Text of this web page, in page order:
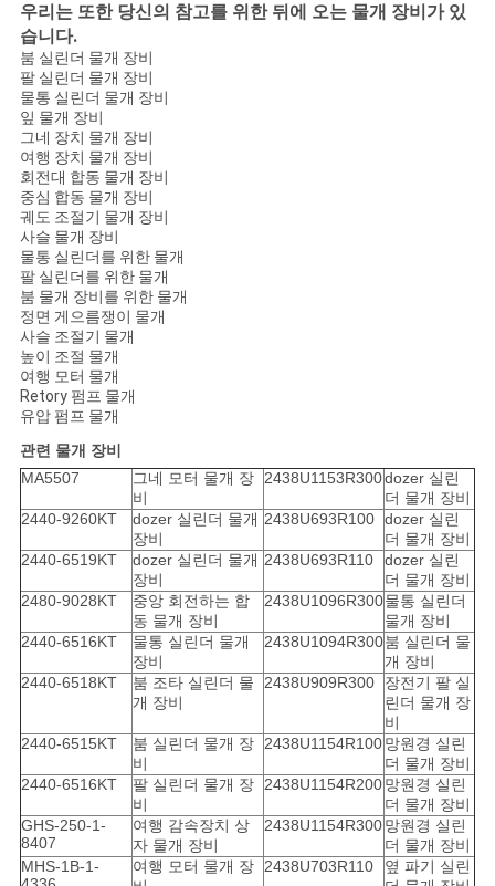
우리는 또한 당신의 참고를 위한 뒤에 오는 물개 장비가 있
습니다.
붐 실린더 물개 장비
팔 실린더 물개 장비
물통 실린더 물개 장비
잎 물개 장비
그네 장치 물개 장비
여행 장치 물개 장비
회전대 합동 물개 장비
중심 합동 물개 장비
궤도 조절기 물개 장비
사슬 물개 장비
물통 실린더를 위한 물개
팔 실린더를 위한 물개
붐 물개 장비를 위한 물개
정면 게으름쟁이 물개
사슬 조절기 물개
높이 조절 물개
여행 모터 물개
Retory 펌프 물개
유압 펌프 물개
관련 물개 장비
MA5507
그네 모터 물개 장
비
2438U1153R300dozer 실린
더 물개 장비
2440-9260KT
dozer 실린더 물개
장비
2438U693R100 dozer 실린
더 물개 장비
2440-6519KT
dozer 실린더 물개
장비
2438U693R110
dozer 실린
더 물개 장비
2480-9028KT
중앙 회전하는 합
동 물개 장비
2438U1096R300물통 실린더
물개 장비
2440-6516KT
물통 실린더 물개
장비
2438U1094R300붐 실린더 물
개 장비
2440-6518KT
붐 조타 실린더 물
개 장비
2438U909R300
장전기 팔 실
린더 물개 장
비
2440-6515KT
붐 실린더 물개 장
비
2438U1154R100망원경 실린
더 물개 장비
2440-6516KT
팔 실린더 물개 장
비
2438U1154R200망원경 실린
더 물개 장비
GHS-250-1-
8407
여행 감속장치 상
자 물개 장비
2438U1154R300망원경 실린
더 물개 장비
MHS-1B-1-
여행 모터 물개 장 2438U703R110
옆 파기 실린